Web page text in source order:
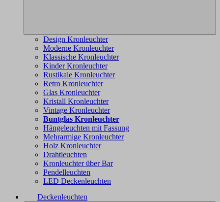
Design Kronleuchter
Moderne Kronleuchter
Klassische Kronleuchter
Kinder Kronleuchter
Rustikale Kronleuchter
Retro Kronleuchter
Glas Kronleuchter
Kristall Kronleuchter
Vintage Kronleuchter
Buntglas Kronleuchter
Hängeleuchten mit Fassung
Mehrarmige Kronleuchter
Holz Kronleuchter
Drahtleuchten
Kronleuchter über Bar
Pendelleuchten
LED Deckenleuchten
Deckenleuchten